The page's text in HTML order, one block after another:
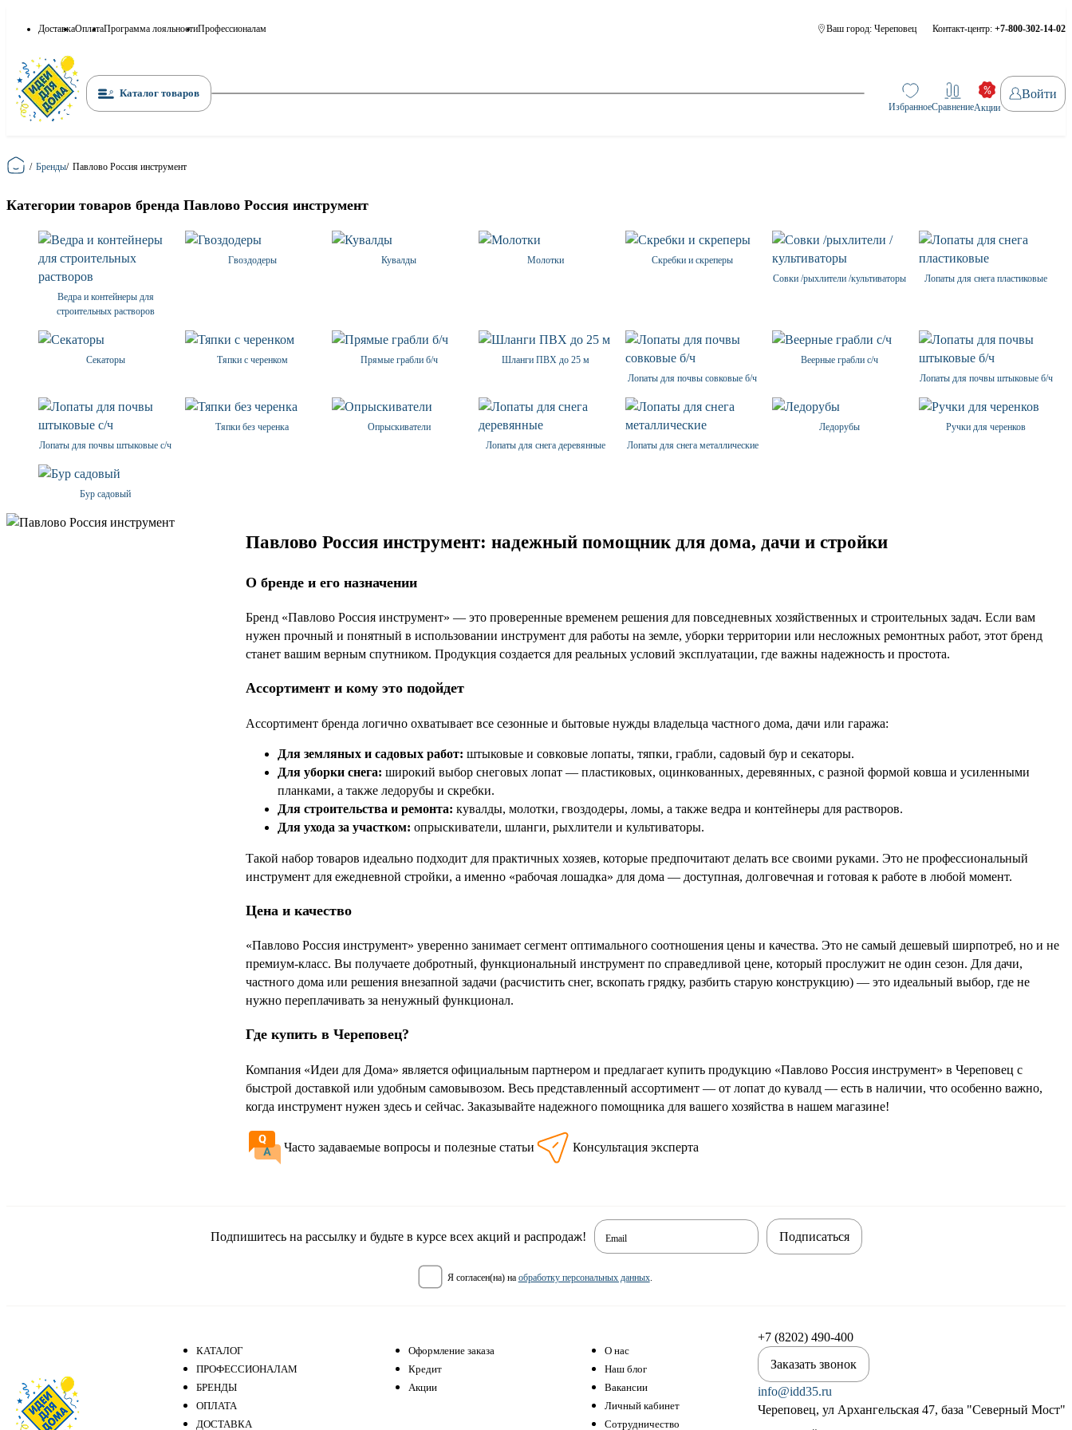
ДоставкаОплатаПрограмма лояльностиПрофессионалам Ваш город: Череповец Контакт-центр: +7-800-302-14-02
Каталог товаров
ИзбранноеСравнениеАкции
Войти
Главная
/ Бренды/ Павлово Россия инструмент
Категории товаров бренда Павлово Россия инструмент
Ведра и контейнеры для
строительных растворов
Гвоздодеры Кувалды Молотки
Скребки и скреперы
Совки /рыхлители /культиваторы
Лопаты для снега пластиковые
Секаторы Тяпки с черенком Прямые грабли б/ч
Шланги ПВХ до 25 м
Лопаты для почвы совковые б/ч
Веерные грабли с/ч
Лопаты для почвы штыковые б/ч
Лопаты для почвы штыковые с/ч
Тяпки без черенка
Опрыскиватели
Лопаты для снега деревянные
Лопаты для снега металлические
Ледорубы Ручки для черенков
Бур садовый
Павлово Россия инструмент: надежный помощник для дома, дачи и стройки
О бренде и его назначении
Бренд «Павлово Россия инструмент» — это проверенные временем решения для повседневных хозяйственных и строительных задач. Если вам
нужен прочный и понятный в использовании инструмент для работы на земле, уборки территории или несложных ремонтных работ, этот бренд
станет вашим верным спутником. Продукция создается для реальных условий эксплуатации, где важны надежность и простота.
Ассортимент и кому это подойдет
Ассортимент бренда логично охватывает все сезонные и бытовые нужды владельца частного дома, дачи или гаража:
Для земляных и садовых работ: штыковые и совковые лопаты, тяпки, грабли, садовый бур и секаторы.
Для уборки снега: широкий выбор снеговых лопат — пластиковых, оцинкованных, деревянных, с разной формой ковша и усиленными
планками, а также ледорубы и скребки.
Для строительства и ремонта: кувалды, молотки, гвоздодеры, ломы, а также ведра и контейнеры для растворов.
Для ухода за участком: опрыскиватели, шланги, рыхлители и культиваторы.
Такой набор товаров идеально подходит для практичных хозяев, которые предпочитают делать все своими руками. Это не профессиональный
инструмент для ежедневной стройки, а именно «рабочая лошадка» для дома — доступная, долговечная и готовая к работе в любой момент.
Цена и качество
«Павлово Россия инструмент» уверенно занимает сегмент оптимального соотношения цены и качества. Это не самый дешевый ширпотреб, но и не
премиум-класс. Вы получаете добротный, функциональный инструмент по справедливой цене, который прослужит не один сезон. Для дачи,
частного дома или решения внезапной задачи (расчистить снег, вскопать грядку, разбить старую конструкцию) — это идеальный выбор, где не
нужно переплачивать за ненужный функционал.
Где купить в Череповец?
Компания «Идеи для Дома» является официальным партнером и предлагает купить продукцию «Павлово Россия инструмент» в Череповец с
быстрой доставкой или удобным самовывозом. Весь представленный ассортимент — от лопат до кувалд — есть в наличии, что особенно важно,
когда инструмент нужен здесь и сейчас. Заказывайте надежного помощника для вашего хозяйства в нашем магазине!
Часто задаваемые вопросы и полезные статьи Консультация эксперта
Подпишитесь на рассылку и будьте в курсе всех акций и распродаж! Email
я согласен(на) на обработку персональных данных.
Подписаться
КАТАЛОГ
ПРОФЕССИОНАЛАМ
БРЕНДЫ
ОПЛАТА
ДОСТАВКА
Оформление заказа
Кредит
Акции
О нас
Наш блог
Вакансии
Личный кабинет
Сотрудничество
+7 (8202) 490-400
Заказать звонок
info@idd35.ru
Череповец, ул Архангельская 47, база "Северный Мост"